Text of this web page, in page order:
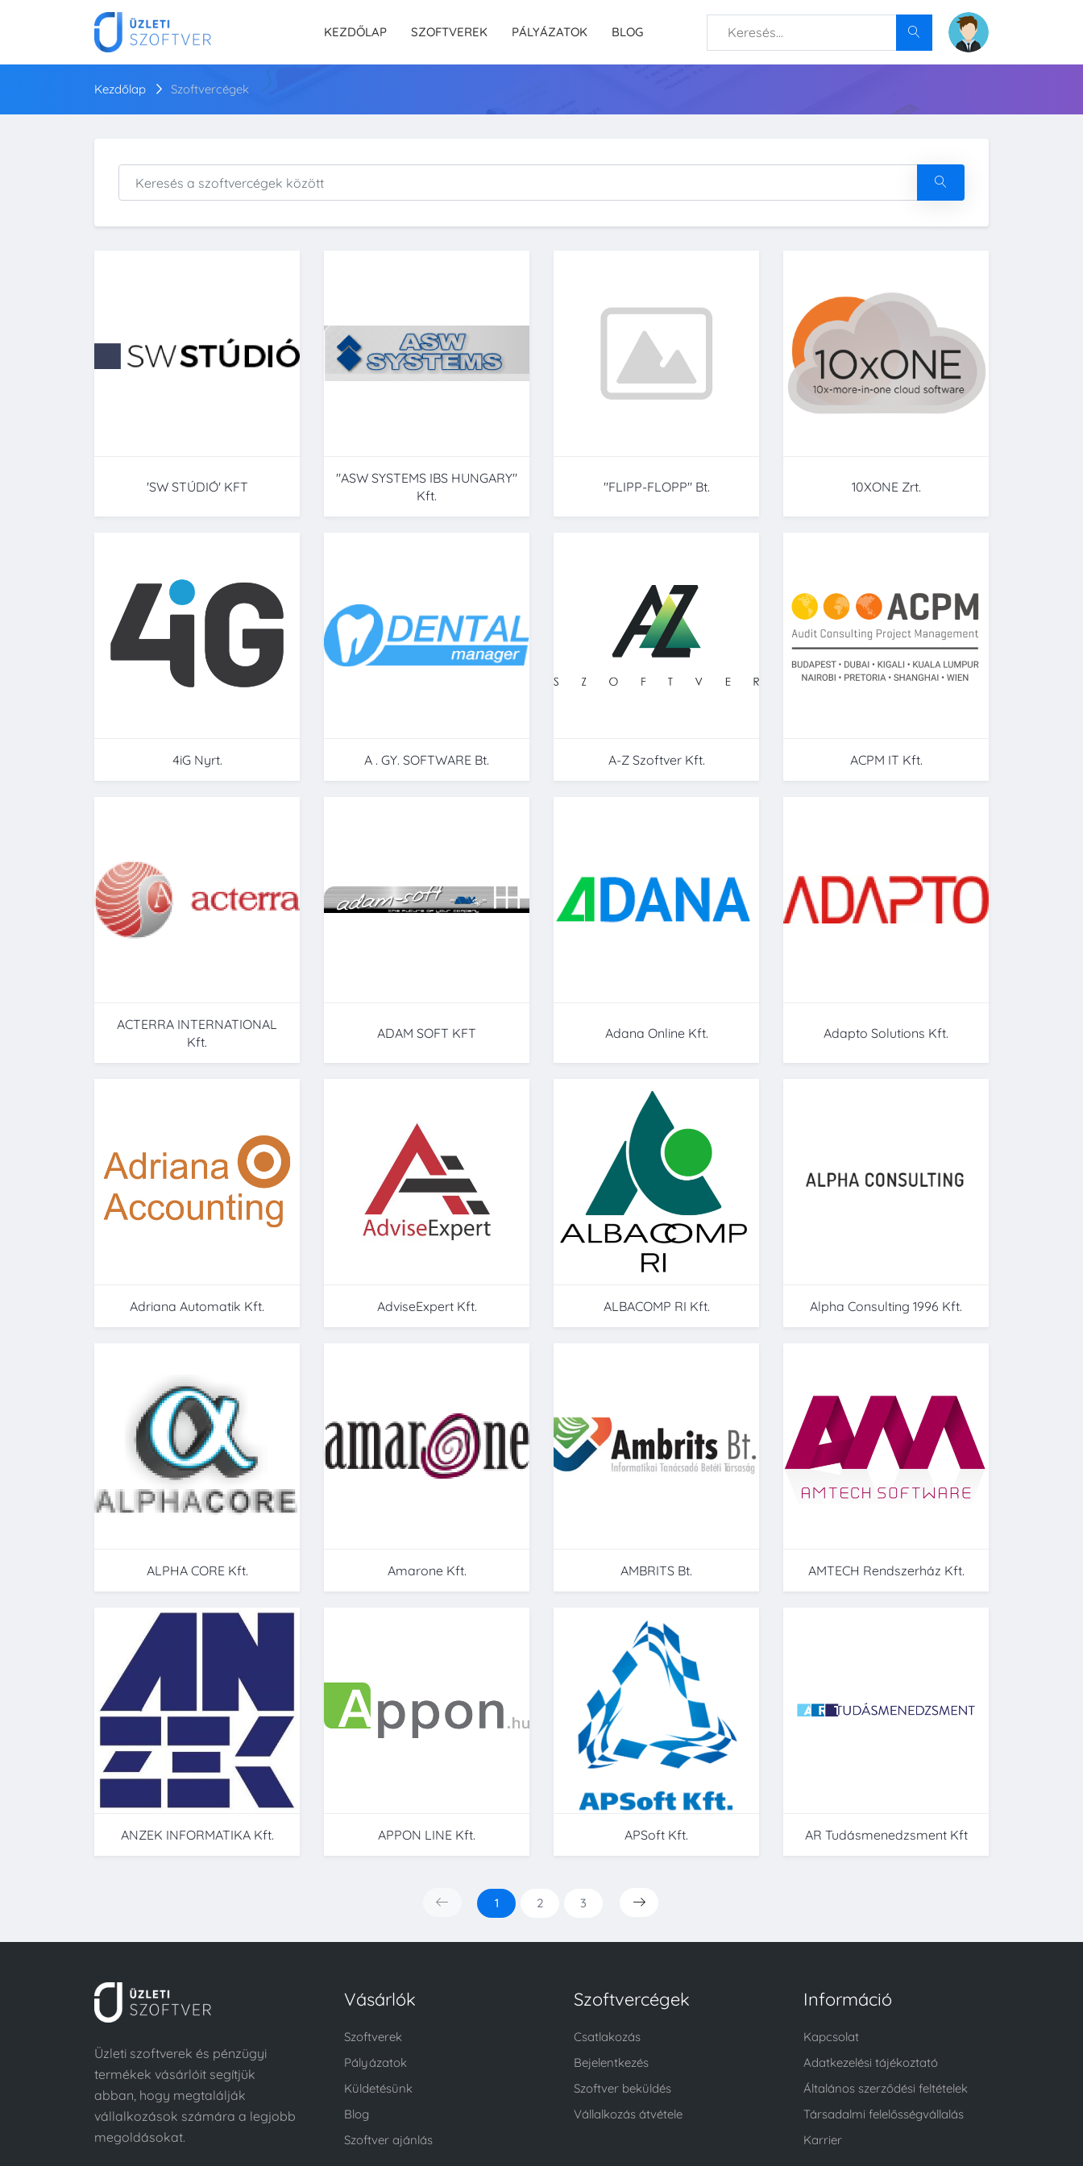
KEZDŐLAP SZOFTVEREK PÁLYÁZATOK BLOG
Kezdőlap Szoftvercégek
'SW STÚDIÓ' KFT
"ASW SYSTEMS IBS HUNGARY"
Kft.
"FLIPP-FLOPP" Bt. 10XONE Zrt.
4iG Nyrt. A . GY. SOFTWARE Bt. A-Z Szoftver Kft. ACPM IT Kft.
ACTERRA INTERNATIONAL
Kft.
ADAM SOFT KFT Adana Online Kft. Adapto Solutions Kft.
Adriana Automatik Kft. AdviseExpert Kft. ALBACOMP RI Kft. Alpha Consulting 1996 Kft.
ALPHA CORE Kft. Amarone Kft. AMBRITS Bt. AMTECH Rendszerház Kft.
ANZEK INFORMATIKA Kft. APPON LINE Kft. APSoft Kft. AR Tudásmenedzsment Kft
1 2 3
Üzleti szoftverek és pénzügyi
termékek vásárlóit segítjük
abban, hogy megtalálják
vállalkozások számára a legjobb
megoldásokat.
Vásárlók
Szoftverek
Pályázatok
Küldetésünk
Blog
Szoftver ajánlás
Szoftvercégek
Csatlakozás
Bejelentkezés
Szoftver beküldés
Vállalkozás átvétele
Információ
Kapcsolat
Adatkezelési tájékoztató
Általános szerződési feltételek
Társadalmi felelősségvállalás
Karrier